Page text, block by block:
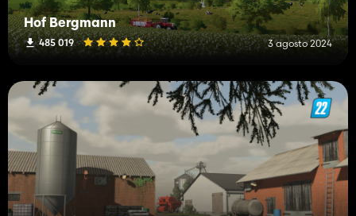
Hof Bergmann
485 019 3 agosto 2024